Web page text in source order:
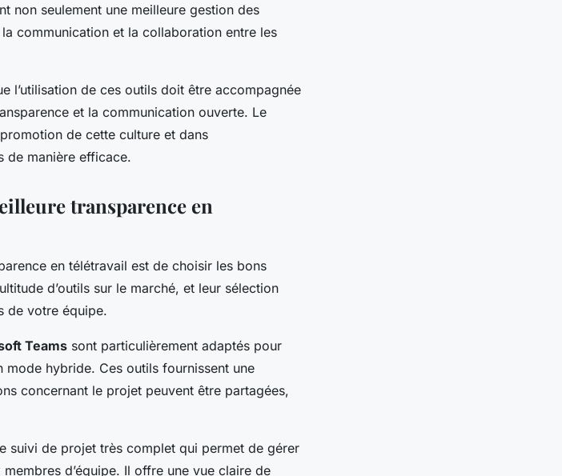
non seulement une meilleure gestion des
communication et la collaboration entre les
l’utilisation de ces outils doit être accompagnée
et la communication ouverte. Le
de cette culture et dans
de manière efficace.
transparence en
en télétravail est de choisir les bons
d’outils sur le marché, et leur sélection
de votre équipe.
Teams sont particulièrement adaptés pour
hybride. Ces outils fournissent une
concernant le projet peuvent être partagées,
suivi de projet très complet qui permet de gérer
d’équipe. Il offre une vue claire de